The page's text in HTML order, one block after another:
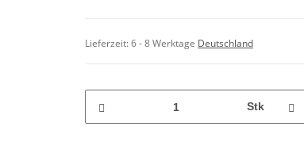
Lieferzeit:6 - 8 Werktage Deutschland
Stk